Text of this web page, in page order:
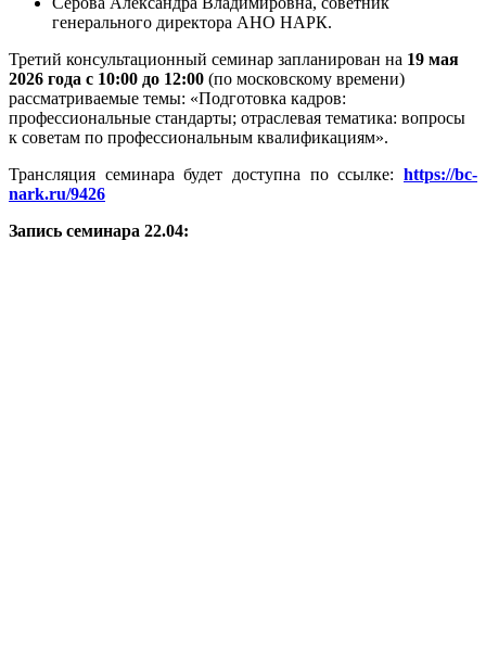
генерального директора АНО НАРК.
Третий консультационный семинар запланирован на 19 мая
2026 года с 10:00 до 12:00 (по московскому времени)
рассматриваемые темы: «Подготовка кадров:
профессиональные стандарты; отраслевая тематика: вопросы
к советам по профессиональным квалификациям».
Трансляция семинара будет доступна по ссылке: https://bc-
nark.ru/9426
Запись семинара 22.04: